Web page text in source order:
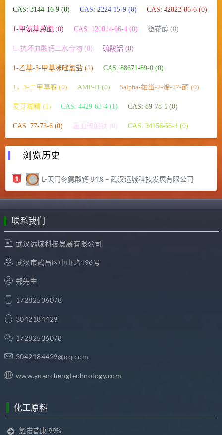
CAS: 3144-16-9 (0) CAS: 2224-15-9 (0) CAS: 42822-86-6 (0)
1-甲氨基蒽醌 (0) CAS: 120014-06-4 (0) 橙花醇 (0)
L-抗坏血酸钙二水合物 (0) 硫酸铝 (0)
1-乙基-3-甲基咪唑氯盐 (1) CAS: 88671-89-0 (0)
1，3-二甲基脲 (0) AMP-H (0) 5alpha-雄甾-2-烯-17-酮 (0)
麦芽糊精 (1) CAS: 4429-63-4 (1) CAS: 89-78-1 (0)
CAS: 77-73-6 (0) 重亚硫酸钠 (0) CAS: 34156-56-4 (0)
浏览历史
L-天门冬氨酸钙 84% – 武汉远城科技发展有限公司
联系我们
武汉远城科技发展有限公司
武汉市武昌区中山路496号
郑先生
17282536078
3042184429
17282536078
3042184429@qq.com
www.yuanchengtechnology.com
化工原料
氯诺昔康 99%